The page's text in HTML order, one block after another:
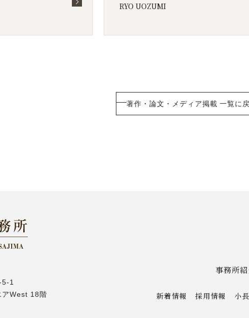
RYO UOZUMI
著作・論文・メディア掲載 一覧に
1
アWest 18階
事務所
新着情報 採用情報 小